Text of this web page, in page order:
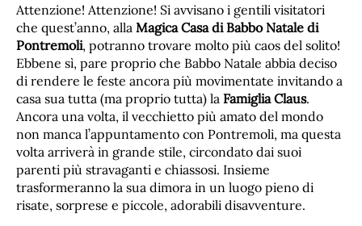
Attenzione! Attenzione! Si avvisano i gentili visitatori
che quest’anno, alla Magica Casa di Babbo Natale di
Pontremoli, potranno trovare molto più caos del solito!
Ebbene sì, pare proprio che Babbo Natale abbia deciso
di rendere le feste ancora più movimentate invitando a
casa sua tutta (ma proprio tutta) la Famiglia Claus.
Ancora una volta, il vecchietto più amato del mondo
non manca l’appuntamento con Pontremoli, ma questa
volta arriverà in grande stile, circondato dai suoi
parenti più stravaganti e chiassosi. Insieme
trasformeranno la sua dimora in un luogo pieno di
risate, sorprese e piccole, adorabili disavventure.